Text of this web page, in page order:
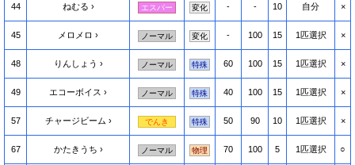
44 ねむる エスパー 変化 - - 10 自分 ×
45 メロメロ ノーマル 変化 - 100 15 1匹選択 ×
48 りんしょう ノーマル 特殊 60 100 15 1匹選択 ×
49 エコーボイス ノーマル 特殊 40 100 15 1匹選択 ×
57 チャージビーム でんき 特殊 50 90 10 1匹選択 ×
67 かたきうち ノーマル 物理 70 100 5 1匹選択 ○